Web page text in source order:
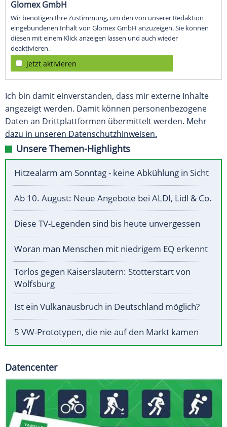
Glomex GmbH
Wir benötigen Ihre Zustimmung, um den von unserer Redaktion
eingebundenen Inhalt von Glomex GmbH anzuzeigen. Sie können
diesen mit einem Klick anzeigen lassen und auch wieder
deaktivieren.
jetzt aktivieren
Ich bin damit einverstanden, dass mir externe Inhalte
angezeigt werden. Damit können personenbezogene
Daten an Drittplattformen übermittelt werden. Mehr
dazu in unseren Datenschutzhinweisen.
Unsere Themen-Highlights
Hitzealarm am Sonntag - keine Abkühlung in Sicht
Ab 10. August: Neue Angebote bei ALDI, Lidl & Co.
Diese TV-Legenden sind bis heute unvergessen
Woran man Menschen mit niedrigem EQ erkennt
Torlos gegen Kaiserslautern: Stotterstart von
Wolfsburg
Ist ein Vulkanausbruch in Deutschland möglich?
5 VW-Prototypen, die nie auf den Markt kamen
Datencenter